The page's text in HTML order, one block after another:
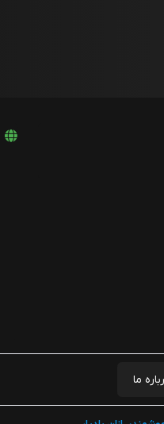
ما